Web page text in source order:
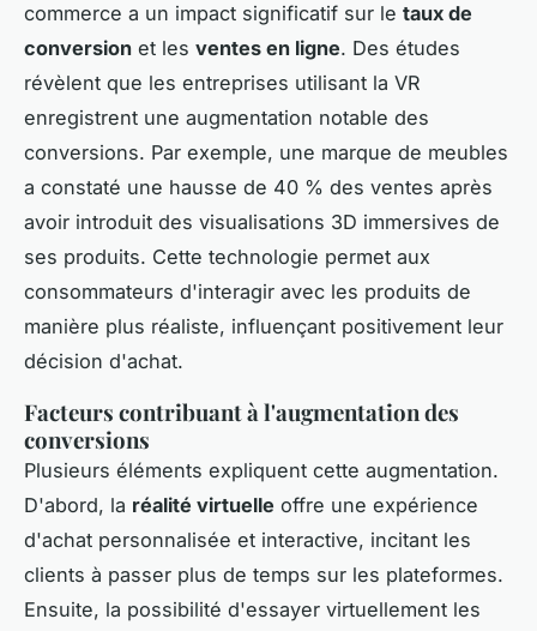
commerce a un impact significatif sur le taux de
conversion et les ventes en ligne. Des études
révèlent que les entreprises utilisant la VR
enregistrent une augmentation notable des
conversions. Par exemple, une marque de meubles
a constaté une hausse de 40 % des ventes après
avoir introduit des visualisations 3D immersives de
ses produits. Cette technologie permet aux
consommateurs d'interagir avec les produits de
manière plus réaliste, influençant positivement leur
décision d'achat.
Facteurs contribuant à l'augmentation des
conversions
Plusieurs éléments expliquent cette augmentation.
D'abord, la réalité virtuelle offre une expérience
d'achat personnalisée et interactive, incitant les
clients à passer plus de temps sur les plateformes.
Ensuite, la possibilité d'essayer virtuellement les